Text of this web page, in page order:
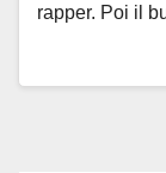
rapper. Poi il